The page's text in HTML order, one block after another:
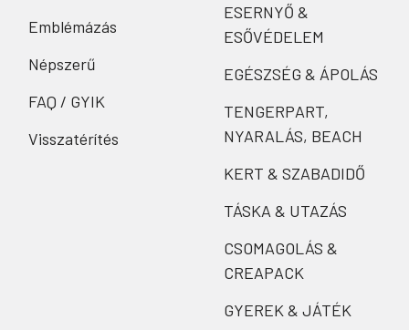
Emblémázás
Népszerű
FAQ / GYIK
Visszatérítés
ESERNYŐ &
ESŐVÉDELEM
EGÉSZSÉG & ÁPOLÁS
TENGERPART,
NYARALÁS, BEACH
KERT & SZABADIDŐ
TÁSKA & UTAZÁS
CSOMAGOLÁS &
CREAPACK
GYEREK & JÁTÉK